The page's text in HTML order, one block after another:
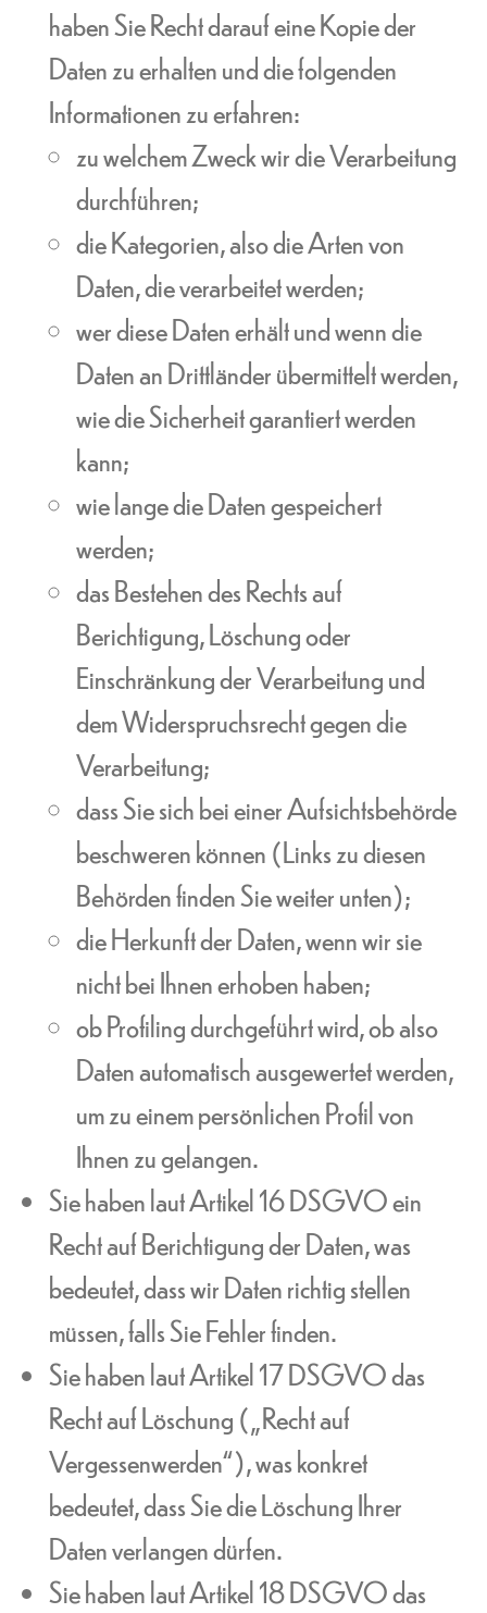
haben Sie Recht darauf eine Kopie der
Daten zu erhalten und die folgenden
Informationen zu erfahren:
zu welchem Zweck wir die Verarbeitung
durchführen;
die Kategorien, also die Arten von
Daten, die verarbeitet werden;
wer diese Daten erhält und wenn die
Daten an Drittländer übermittelt werden,
wie die Sicherheit garantiert werden
kann;
wie lange die Daten gespeichert
werden;
das Bestehen des Rechts auf
Berichtigung, Löschung oder
Einschränkung der Verarbeitung und
dem Widerspruchsrecht gegen die
Verarbeitung;
dass Sie sich bei einer Aufsichtsbehörde
beschweren können (Links zu diesen
Behörden finden Sie weiter unten);
die Herkunft der Daten, wenn wir sie
nicht bei Ihnen erhoben haben;
ob Profiling durchgeführt wird, ob also
Daten automatisch ausgewertet werden,
um zu einem persönlichen Profil von
Ihnen zu gelangen.
Sie haben laut Artikel 16 DSGVO ein
Recht auf Berichtigung der Daten, was
bedeutet, dass wir Daten richtig stellen
müssen, falls Sie Fehler finden.
Sie haben laut Artikel 17 DSGVO das
Recht auf Löschung („Recht auf
Vergessenwerden“), was konkret
bedeutet, dass Sie die Löschung Ihrer
Daten verlangen dürfen.
Sie haben laut Artikel 18 DSGVO das